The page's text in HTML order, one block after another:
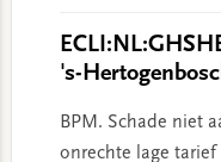
's-
BPM. Schade niet
onrechte lage